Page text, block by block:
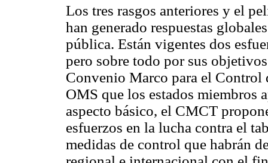
Los tres rasgos anteriores y el
han generado respuestas
pública. Están vigentes dos
pero sobre todo por sus
Convenio Marco para el
OMS que los estados miembros
aspecto básico, el CMCT
esfuerzos en la lucha contra el
medidas de control que habrán